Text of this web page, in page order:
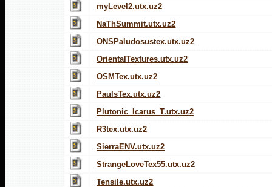
myLevel2.utx.uz2
NaThSummit.utx.uz2
ONSPaludosustex.utx.uz2
OrientalTextures.utx.uz2
OSMTex.utx.uz2
PaulsTex.utx.uz2
Plutonic_Icarus_T.utx.uz2
R3tex.utx.uz2
SierraENV.utx.uz2
StrangeLoveTex55.utx.uz2
Tensile.utx.uz2